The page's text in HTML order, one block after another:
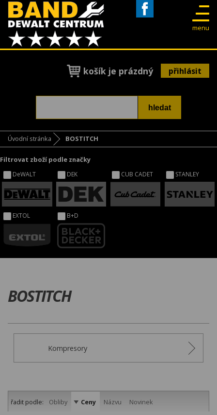
menu
košík je prázdný přihlásit
Úvodní stránka BOSTITCH
Filtrovat zboží podle značky
DeWALT DEK CUB CADET STANLEY
EXTOL B+D
BOSTITCH
Kompresory
řadit podle: Obliby Ceny Názvu Novinek